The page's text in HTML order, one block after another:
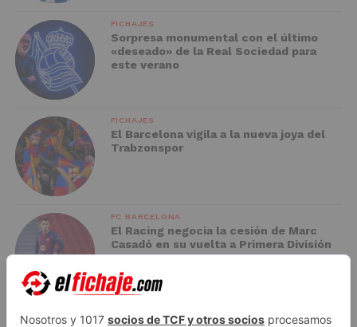
FICHAJES
Sorpresa monumental con el último
«deseado» de la Real Sociedad para
este verano
FICHAJES
El Barcelona vigila a la nueva joya del
Trabzonspor
FC BARCELONA
El Racing negocia la cesión de Marc
Casadó en su vuelta a Primera División
ADVERTISEMENT